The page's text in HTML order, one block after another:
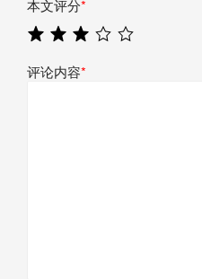
本文评分*
评论内容*